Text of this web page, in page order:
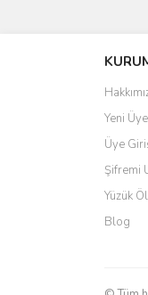
Yeni
Üye
Şifremi
Yüzük
Blog